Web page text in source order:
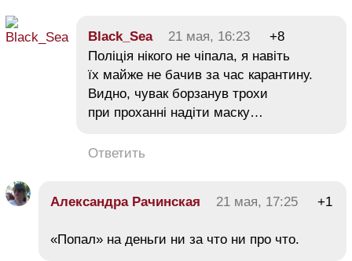
Black_Sea 21 мая, 16:23
+8
Поліція нікого не чіпала, я навіть
їх майже не бачив за час карантину.
Видно, чувак борзанув трохи
при проханні надіти маску…
Ответить
Александра Рачинская 21 мая, 17:25 +1
«Попал» на деньги ни за что ни про что.